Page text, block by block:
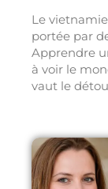
Le
portée par
Apprendre
à voir le
vaut le